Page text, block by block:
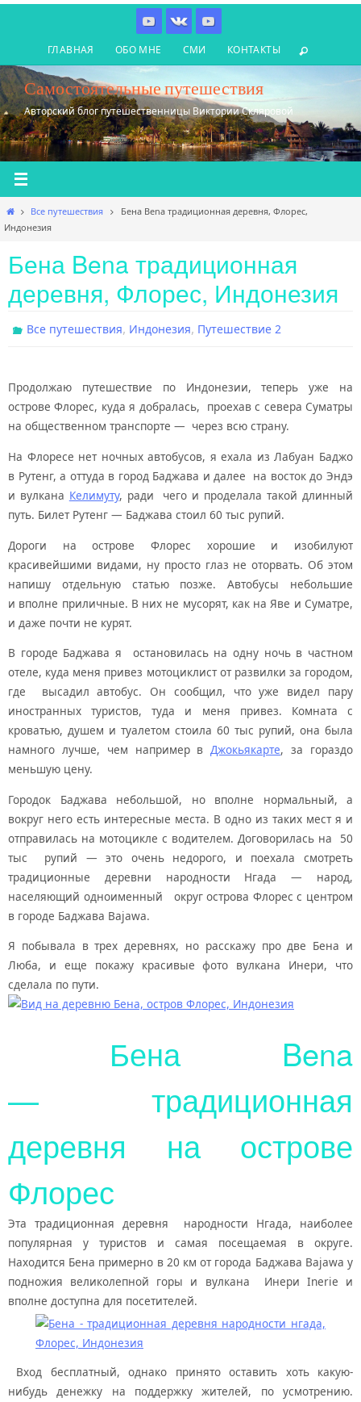
содержимому
ГЛАВНАЯ ОБО МНЕ СМИ КОНТАКТЫ
Самостоятельные путешествия
Авторский блог путешественницы Виктории Скляровой
Главная
Все путешествия
Бена Bena традиционная деревня, Флорес,
Индонезия
Бена Bena традиционная
деревня, Флорес, Индонезия
Все путешествия, Индонезия, Путешествие 2
Продолжаю путешествие по Индонезии, теперь уже на
острове Флорес, куда я добралась, проехав с севера Суматры
на общественном транспорте — через всю страну.
На Флоресе нет ночных автобусов, я ехала из Лабуан Баджо
в Рутенг, а оттуда в город Баджава и далее на восток до Эндэ
и вулкана Келимуту, ради чего и проделала такой длинный
путь. Билет Рутенг — Баджава стоил 60 тыс рупий.
Дороги на острове Флорес хорошие и изобилуют
красивейшими видами, ну просто глаз не оторвать. Об этом
напишу отдельную статью позже. Автобусы небольшие
и вполне приличные. В них не мусорят, как на Яве и Суматре,
и даже почти не курят.
В городе Баджава я остановилась на одну ночь в частном
отеле, куда меня привез мотоциклист от развилки за городом,
где высадил автобус. Он сообщил, что уже видел пару
иностранных туристов, туда и меня привез. Комната с
кроватью, душем и туалетом стоила 60 тыс рупий, она была
намного лучше, чем например вДжокьякарте, за гораздо
меньшую цену.
Городок Баджава небольшой, но вполне нормальный, а
вокруг него есть интересные места. В одно из таких мест я и
отправилась на мотоцикле с водителем. Договорилась на 50
тыс рупий — это очень недорого, и поехала смотреть
традиционные деревни народности Нгада — народ,
населяющий одноименный округ острова Флорес с центром
в городе Баджава Bajawa.
Я побывала в трех деревнях, но расскажу про две Бена и
Люба, и еще покажу красивые фото вулкана Инери, что
сделала по пути.
Бена Bena
— традиционная
деревня на острове
Флорес
Эта традиционная деревня народности Нгада, наиболее
популярная у туристов и самая посещаемая в округе.
Находится Бена примерно в 20 км от города Баджава Bajawa у
подножия великолепной горы и вулкана Инери Inerie и
вполне доступна для посетителей.
Вход бесплатный, однако принято оставить хоть какую-
нибудь денежку на поддержку жителей, по усмотрению.